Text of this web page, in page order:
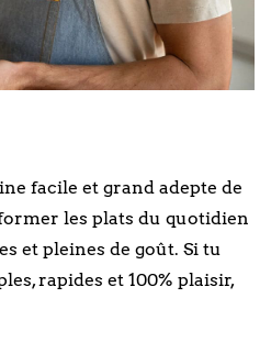
facile et grand adepte de
les plats du quotidien
et pleines de goût. Si tu
rapides et 100% plaisir,